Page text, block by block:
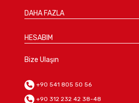
DAHA FAZLA
HESABIM
Bize Ulaşın
+90 541 805 50 56
+90 312 232 42 38-48